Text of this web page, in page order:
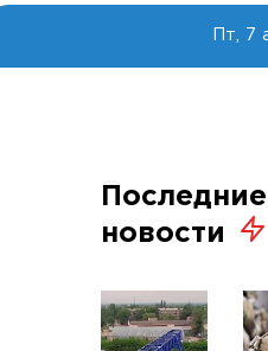
Пт, 7
Последние
новости